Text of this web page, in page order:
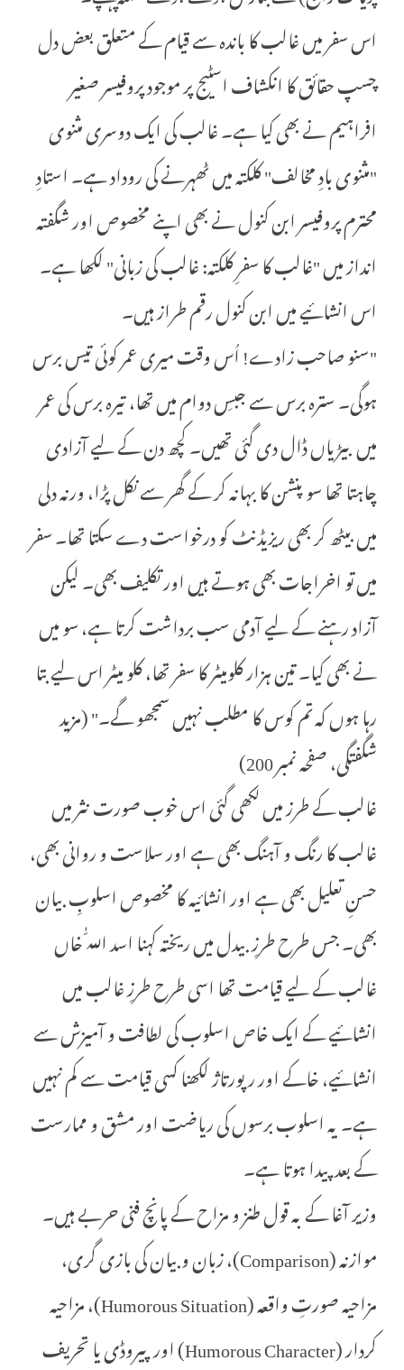
اس سفر میں غالب کا باندہ سے قیام کے متعلق بعض دل
چسپ حقائق کا انکشاف اسٹیج پر موجود پروفیسر صغیر
افراہیم نے بھی کیا ہے۔ غالب کی ایک دوسری مثنوی
"مثنوی بادِ مخالف" کلکتہ میں ٹھہرنے کی روداد ہے۔ استادِ
محترم پروفیسر ابن کنول نے بھی اپنے مخصوص اور شگفتہ
انداز میں "غالب کا سفرِ کلکتہ: غالب کی زبانی" لکھا ہے۔
اس انشائیے میں ابن کنول رقم طراز ہیں۔
"سنو صاحب زادے! اُس وقت میری عمر کوئی تیس برس
ہوگی۔ سترہ برس سے جبسِ دوام میں تھا، تیرہ برس کی عمر
میں بیڑیاں ڈال دی گئی تھیں۔ کچھ دن کے لیے آزادی
چاہتا تھا سو پنشن کا بہانہ کر کے گھر سے نکل پڑا، ورنہ دلی
میں بیٹھ کر بھی ریزیڈنٹ کو درخواست دے سکتا تھا۔ سفر
میں تو اخراجات بھی ہوتے ہیں اور تکلیف بھی۔ لیکن
آزاد رہنے کے لیے آدمی سب برداشت کرتا ہے، سو میں
نے بھی کیا۔ تین ہزار کلومیٹر کا سفر تھا، کلو میٹر اس لیے بتا
رہا ہوں کہ تم کوس کا مطلب نہیں سمجھو گے۔" (مزید
شگفتگی، صفحہ نمبر 200)
غالب کے طرز میں لکھی گئی اس خوب صورت نثر میں
غالب کا رنگ و آہنگ بھی ہے اور سلاست و روانی بھی،
حسنِ تعلیل بھی ہے اور انشائیہ کا مخصوص اسلوبِ بیان
بھی۔ جس طرح طرزِ بیدل میں ریختہ کہنا اسد اللّٰہ خاں
غالب کے لیے قیامت تھا اسی طرح طرزِ غالب میں
انشائیے کے ایک خاص اسلوب کی لطافت و آمیزش سے
انشائیے، خاکے اور رپورتاژ لکھنا کسی قیامت سے کم نہیں
ہے۔ یہ اسلوب برسوں کی ریاضت اور مشق و ممارست
کے بعد پیدا ہوتا ہے۔
وزیر آغا کے بہ قول طنز و مزاح کے پانچ فنی حربے ہیں۔
موازنہ (Comparison)، زبان وبیان کی بازی گری،
مزاحیہ صورتِ واقعہ (Humorous Situation)، مزاحیہ
کردار (Humorous Character) اور پیروڈی یا تحریف